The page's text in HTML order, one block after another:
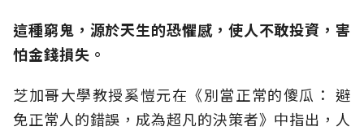
這種窮鬼，源於天生的恐懼感，使人不敢投資，害
怕金錢損失。
芝加哥大學教授奚愷元在《別當正常的傻瓜： 避
免正常人的錯誤，成為超凡的決策者》中指出，人